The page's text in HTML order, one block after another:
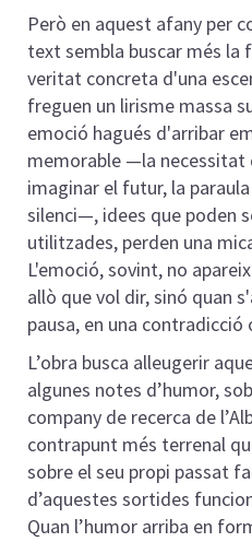
Però en aquest afany per
text sembla buscar més la
veritat concreta d'una
freguen un lirisme massa
emoció hagués d'arribar
memorable —la necessitat
imaginar el futur, la
silenci—, idees que poden
utilitzades, perden una
L'emoció, sovint, no
allò que vol dir, sinó quan
pausa, en una
L’obra busca alleugerir
algunes notes d’humor,
company de recerca de
contrapunt més terrenal
sobre el seu propi passat
d’aquestes sortides
Quan l’humor arriba en